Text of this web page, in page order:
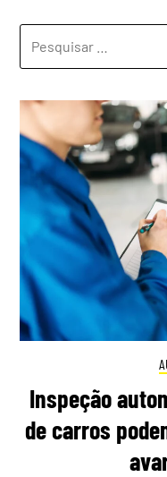
POR:
Inspeção
de carros